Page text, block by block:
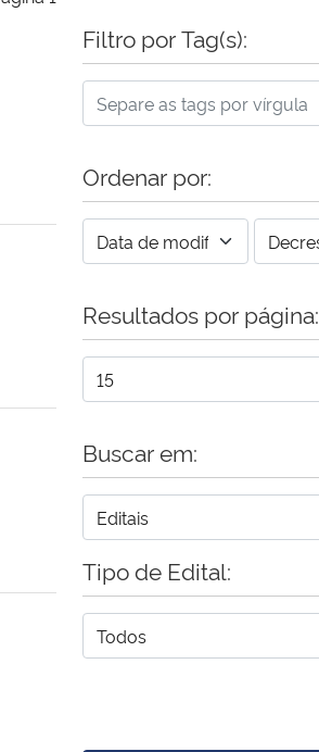
Filtro por Tag(s):
Ordenar por:
Resultados por página:
Buscar em:
Tipo de Edital: